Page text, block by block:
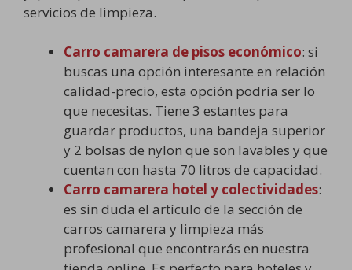
servicios de limpieza.
Carro camarera de pisos económico: si
buscas una opción interesante en relación
calidad-precio, esta opción podría ser lo
que necesitas. Tiene 3 estantes para
guardar productos, una bandeja superior
y 2 bolsas de nylon que son lavables y que
cuentan con hasta 70 litros de capacidad.
Carro camarera hotel y colectividades:
es sin duda el artículo de la sección de
carros camarera y limpieza más
profesional que encontrarás en nuestra